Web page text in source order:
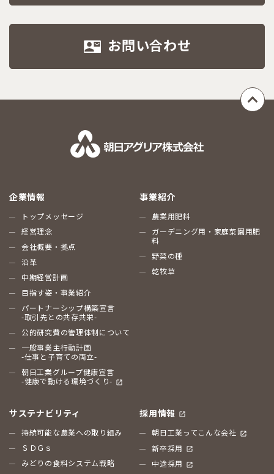
お問い合わせ
企業情報
トップメッセージ
経営理念
会社概要・拠点
沿革
中期経営計画
目指す姿・事業紹介
パートナーシップ構築宣言
-取引先との共存共栄-
公的研究費の管理体制について
一般事業主行動計画
-仕事と子育ての両立-
朝日工業グループ健康宣言
-健康で動ける環境づくり-
事業紹介
農業用肥料
ガーデニング用・家庭菜園用肥
料
野菜の種
乾牧草
サステナビリティ
持続可能な農業への取り組み
ＳＤＧｓ
みどりの食料システム戦略
採用情報
朝日工業ってこんな会社
新卒採用
中途採用